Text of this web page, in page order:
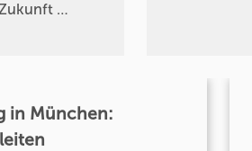
…
in München: